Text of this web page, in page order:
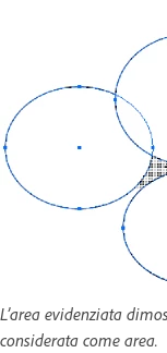
L’area evidenziata
considerata come area.